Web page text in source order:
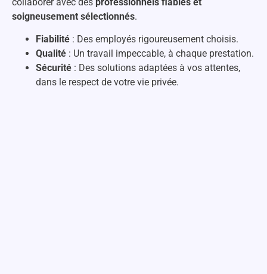
soigneusement sélectionnés.
Fiabilité : Des employés rigoureusement choisis.
Qualité : Un travail impeccable, à chaque prestation.
Sécurité : Des solutions adaptées à vos attentes,
dans le respect de votre vie privée.